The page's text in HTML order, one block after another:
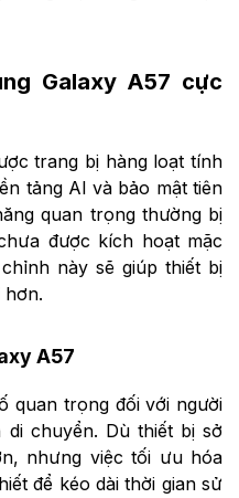
Galaxy A57 cực
trang bị hàng loạt tính
tảng AI và bảo mật tiên
quan trọng thường bị
được kích hoạt mặc
này sẽ giúp thiết bị
hơn.
A57
quan trọng đối với người
di chuyển. Dù thiết bị sở
nhưng việc tối ưu hóa
để kéo dài thời gian sử